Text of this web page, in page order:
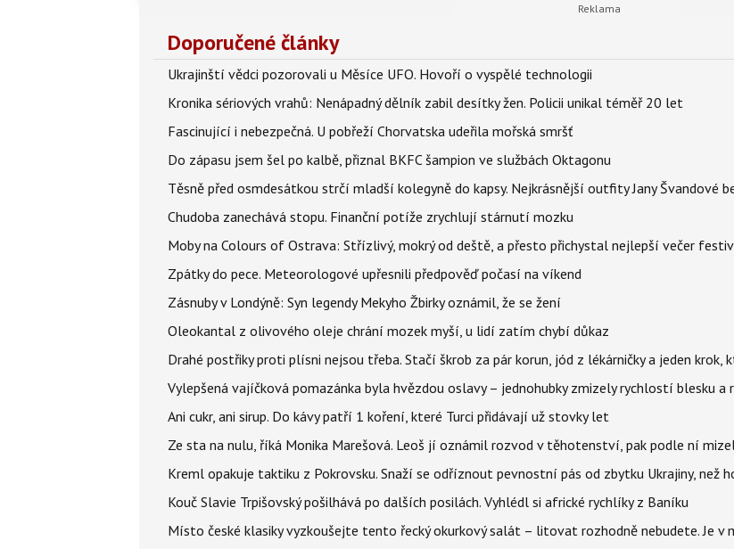
Doporučené články
Ukrajinští vědci pozorovali u Měsíce UFO. Hovoří o vyspělé technologii
Kronika sériových vrahů: Nenápadný dělník zabil desítky žen. Policii unikal téměř 20 let
Fascinující i nebezpečná. U pobřeží Chorvatska udeřila mořská smršť
Do zápasu jsem šel po kalbě, přiznal BKFC šampion ve službách Oktagonu
Těsně před osmdesátkou strčí mladší kolegyně do kapsy. Nejkrásnější outfity Jany Švandové
Chudoba zanechává stopu. Finanční potíže zrychlují stárnutí mozku
Moby na Colours of Ostrava: Střízlivý, mokrý od deště, a přesto přichystal nejlepší večer
Zpátky do pece. Meteorologové upřesnili předpověď počasí na víkend
Zásnuby v Londýně: Syn legendy Mekyho Žbirky oznámil, že se žení
Oleokantal z olivového oleje chrání mozek myší, u lidí zatím chybí důkaz
Drahé postřiky proti plísni nejsou třeba. Stačí škrob za pár korun, jód z lékárničky a jeden krok,
Vylepšená vajíčková pomazánka byla hvězdou oslavy – jednohubky zmizely rychlostí blesku
Ani cukr, ani sirup. Do kávy patří 1 koření, které Turci přidávají už stovky let
Ze sta na nulu, říká Monika Marešová. Leoš jí oznámil rozvod v těhotenství, pak podle ní
Kreml opakuje taktiku z Pokrovsku. Snaží se odříznout pevnostní pás od zbytku Ukrajiny, než
Kouč Slavie Trpišovský pošilhává po dalších posilách. Vyhlédl si africké rychlíky z Baníku
Místo české klasiky vyzkoušejte tento řecký okurkový salát – litovat rozhodně nebudete. Je v